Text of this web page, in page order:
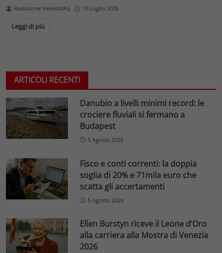
Redazione VelvetMAG 10 Luglio 2026
Leggi di più
ARTICOLI RECENTI
Danubio a livelli minimi record: le
crociere fluviali si fermano a
Budapest
5 Agosto 2026
Fisco e conti correnti: la doppia
soglia di 20% e 71mila euro che
scatta gli accertamenti
5 Agosto 2026
Ellen Burstyn riceve il Leone d’Oro
alla carriera alla Mostra di Venezia
2026